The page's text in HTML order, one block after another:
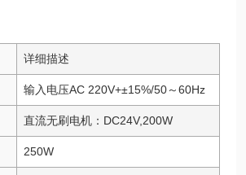
详细描述
输入电压AC 220V+±15%/50～60Hz
直流无刷电机：DC24V,200W
250W